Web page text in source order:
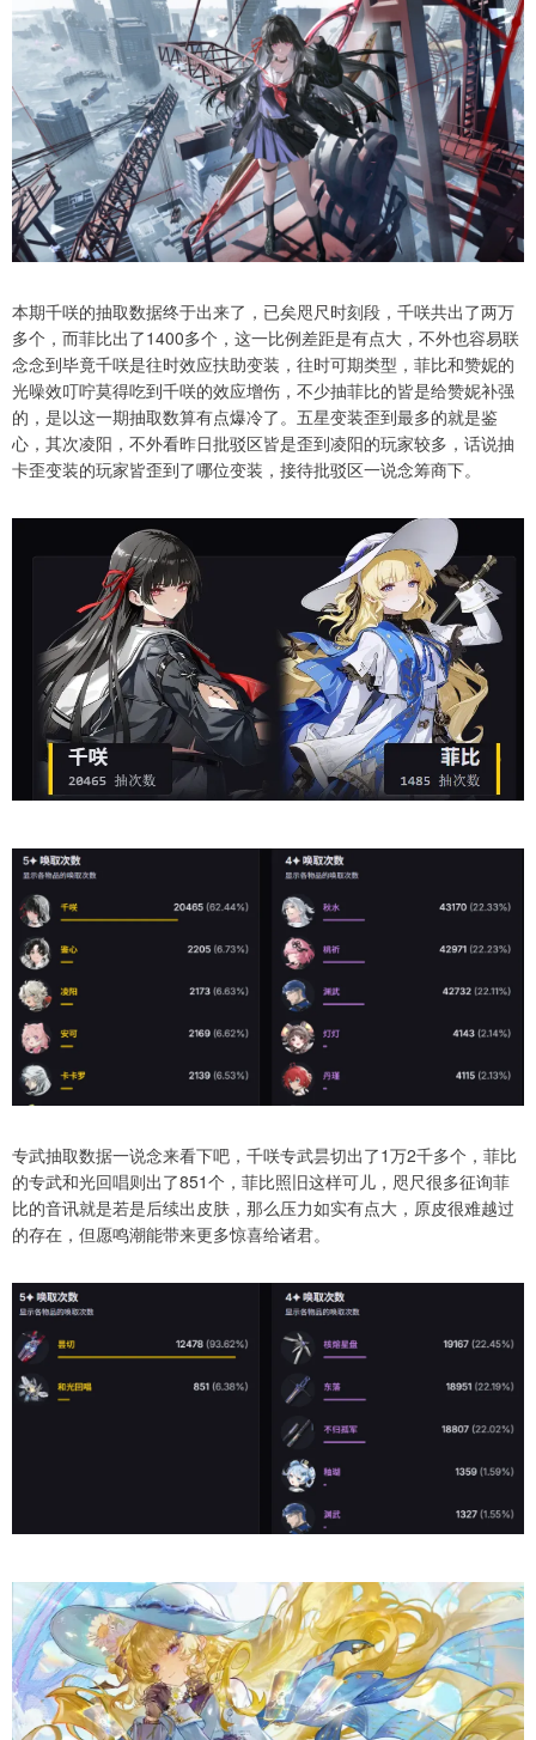
本期千咲的抽取数据终于出来了，已矣咫尺时刻段，千咲共出了两万
多个，而菲比出了1400多个，这一比例差距是有点大，不外也容易联
念念到毕竟千咲是往时效应扶助变装，往时可期类型，菲比和赞妮的
光噪效叮咛莫得吃到千咲的效应增伤，不少抽菲比的皆是给赞妮补强
的，是以这一期抽取数算有点爆冷了。五星变装歪到最多的就是鉴
心，其次凌阳，不外看昨日批驳区皆是歪到凌阳的玩家较多，话说抽
卡歪变装的玩家皆歪到了哪位变装，接待批驳区一说念筹商下。
专武抽取数据一说念来看下吧，千咲专武昙切出了1万2千多个，菲比
的专武和光回唱则出了851个，菲比照旧这样可儿，咫尺很多征询菲
比的音讯就是若是后续出皮肤，那么压力如实有点大，原皮很难越过
的存在，但愿鸣潮能带来更多惊喜给诸君。